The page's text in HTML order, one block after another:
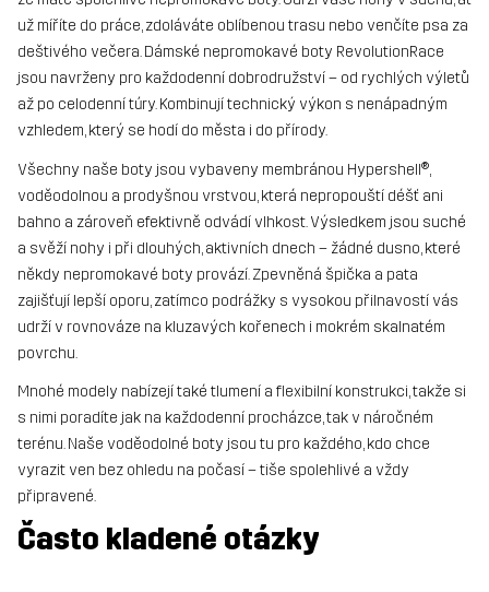
už míříte do práce, zdoláváte oblíbenou trasu nebo venčíte psa za
deštivého večera. Dámské nepromokavé boty RevolutionRace
jsou navrženy pro každodenní dobrodružství – od rychlých výletů
až po celodenní túry. Kombinují technický výkon s nenápadným
vzhledem, který se hodí do města i do přírody.
Všechny naše boty jsou vybaveny membránou Hypershell®,
voděodolnou a prodyšnou vrstvou, která nepropouští déšť ani
bahno a zároveň efektivně odvádí vlhkost. Výsledkem jsou suché
a svěží nohy i při dlouhých, aktivních dnech – žádné dusno, které
někdy nepromokavé boty provází. Zpevněná špička a pata
zajišťují lepší oporu, zatímco podrážky s vysokou přilnavostí vás
udrží v rovnováze na kluzavých kořenech i mokrém skalnatém
povrchu.
Mnohé modely nabízejí také tlumení a flexibilní konstrukci, takže si
s nimi poradíte jak na každodenní procházce, tak v náročném
terénu. Naše voděodolné boty jsou tu pro každého, kdo chce
vyrazit ven bez ohledu na počasí – tiše spolehlivé a vždy
připravené.
Často kladené otázky